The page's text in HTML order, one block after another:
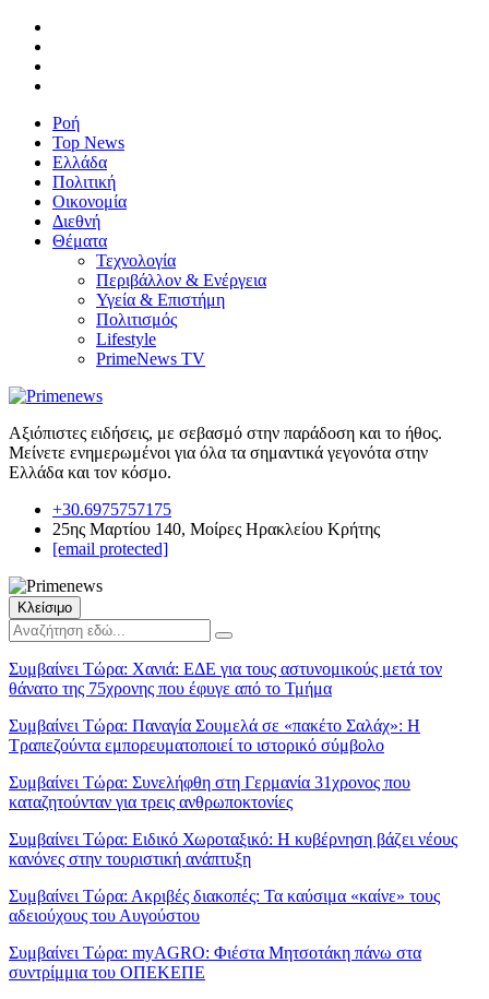
Ροή
Top News
Ελλάδα
Πολιτική
Οικονομία
Διεθνή
Θέματα
Τεχνολογία
Περιβάλλον & Ενέργεια
Υγεία & Επιστήμη
Πολιτισμός
Lifestyle
PrimeNews TV
Αξιόπιστες ειδήσεις, με σεβασμό στην παράδοση και το ήθος.
Μείνετε ενημερωμένοι για όλα τα σημαντικά γεγονότα στην
Ελλάδα και τον κόσμο.
+30.6975757175
25ης Μαρτίου 140, Μοίρες Ηρακλείου Κρήτης
[email protected]
Κλείσιμο
Συμβαίνει Τώρα: Χανιά: ΕΔΕ για τους αστυνομικούς μετά τον
θάνατο της 75χρονης που έφυγε από το Τμήμα
Συμβαίνει Τώρα: Παναγία Σουμελά σε «πακέτο Σαλάχ»: Η
Τραπεζούντα εμπορευματοποιεί το ιστορικό σύμβολο
Συμβαίνει Τώρα: Συνελήφθη στη Γερμανία 31χρονος που
καταζητούνταν για τρεις ανθρωποκτονίες
Συμβαίνει Τώρα: Ειδικό Χωροταξικό: Η κυβέρνηση βάζει νέους
κανόνες στην τουριστική ανάπτυξη
Συμβαίνει Τώρα: Ακριβές διακοπές: Τα καύσιμα «καίνε» τους
αδειούχους του Αυγούστου
Συμβαίνει Τώρα: myAGRO: Φιέστα Μητσοτάκη πάνω στα
συντρίμμια του ΟΠΕΚΕΠΕ